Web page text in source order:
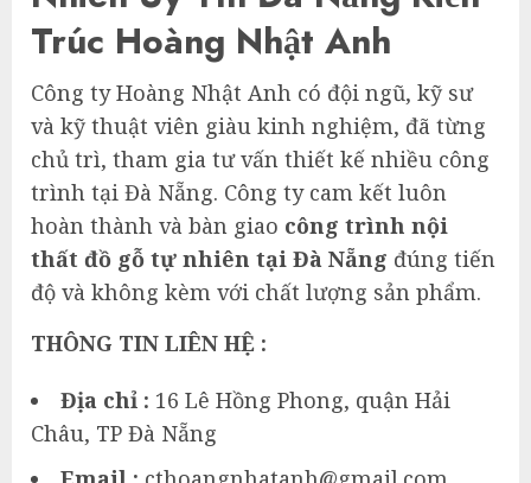
Trúc Hoàng Nhật Anh
Công ty Hoàng Nhật Anh có đội ngũ, kỹ sư
và kỹ thuật viên giàu kinh nghiệm, đã từng
chủ trì, tham gia tư vấn thiết kế nhiều công
trình tại Đà Nẵng. Công ty cam kết luôn
hoàn thành và bàn giao công trình nội
thất đồ gỗ tự nhiên tại Đà Nẵng đúng tiến
độ và không kèm với chất lượng sản phẩm.
THÔNG TIN LIÊN HỆ :
Địa chỉ : 16 Lê Hồng Phong, quận Hải
Châu, TP Đà Nẵng